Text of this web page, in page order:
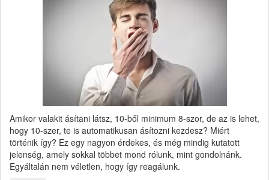
Amikor valakit ásítani látsz, 10-ből minimum 8-szor, de az is lehet,
hogy 10-szer, te is automatikusan ásítozni kezdesz? Miért
történik így? Ez egy nagyon érdekes, és még mindig kutatott
jelenség, amely sokkal többet mond rólunk, mint gondolnánk.
Egyáltalán nem véletlen, hogy így reagálunk.